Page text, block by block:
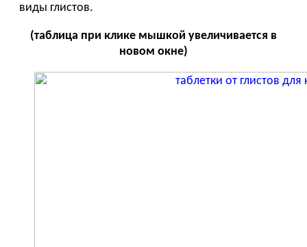
виды глистов.
(таблица при клике мышкой увеличивается в
новом окне)